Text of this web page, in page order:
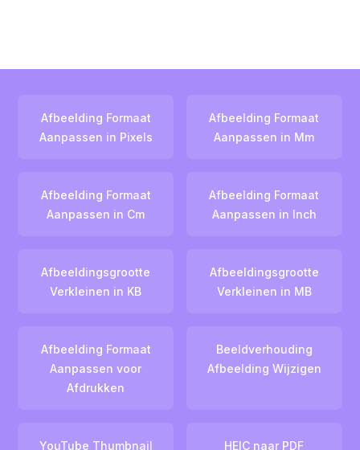
Afbeelding Formaat
Aanpassen in Pixels
Afbeelding Formaat
Aanpassen in Mm
Afbeelding Formaat
Aanpassen in Cm
Afbeelding Formaat
Aanpassen in Inch
Afbeeldingsgrootte
Verkleinen in KB
Afbeeldingsgrootte
Verkleinen in MB
Afbeelding Formaat
Aanpassen voor
Afdrukken
Beeldverhouding
Afbeelding Wijzigen
YouTube Thumbnail HEIC naar PDF